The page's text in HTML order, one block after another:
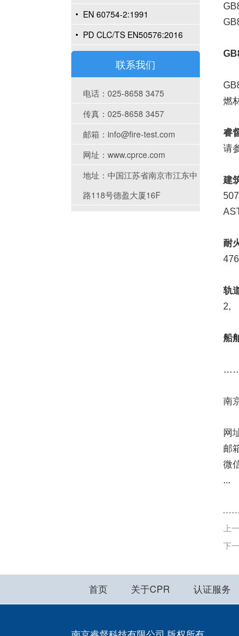
EN 60754-2:1991
PD CLC/TS EN50576:2016
联系我们
电话：025-8658 3475
传真：025-8658 3457
邮箱：info@fire-test.com
网址：www.cprce.com
地址：中国江苏省南京市江东中
路118号德盈大厦16F
燃
睿
请
建
耐
轨
2,
船
南
网
邮
微
...
上
下
首页 关于CPR 认证服务